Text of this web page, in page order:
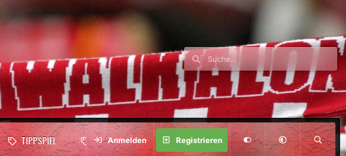
TIPPSPIEL SPENDEAnmelden Registrieren